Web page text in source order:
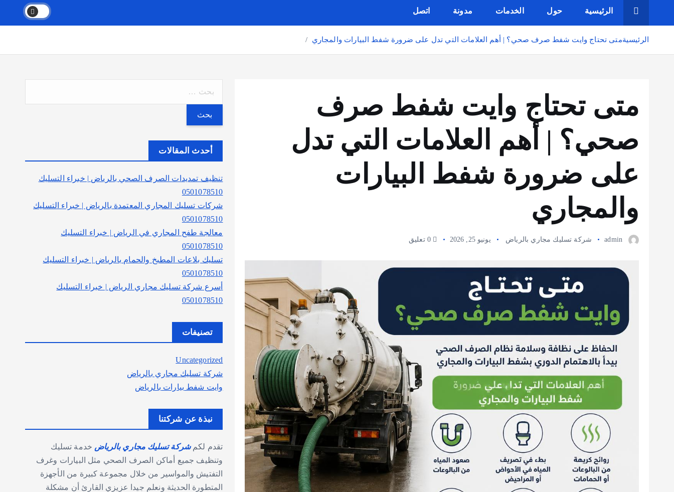
الرئيسية حول الخدمات مدونة اتصل
الرئيسيةمتى تحتاج وايت شفط صرف صحي؟ | أهم العلامات التي تدل على ضرورة شفط البيارات والمجاري
متى تحتاج وايت شفط صرف
صحي؟ | أهم العلامات التي تدل
على ضرورة شفط البيارات
والمجاري
admin شركة تسليك مجاري بالرياض يونيو 25, 2026
ح
ث
:
أحدث المقالات
تنظيف تمديدات الصرف الصحي بالرياض | خبراء التسليك
0501078510
شركات تسليك المجاري المعتمدة بالرياض | خبراء التسليك
0501078510
معالجة طفح المجاري في الرياض | خبراء التسليك
0501078510
تسليك بلاعات المطبخ والحمام بالرياض | خبراء التسليك
0501078510
أسرع شركة تسليك مجاري الرياض | خبراء التسليك
0501078510
تصنيفات
Uncategorized
شركة تسليك مجاري بالرياض
وايت شفط بيارات بالرياض
نبذة عن شركتنا
تقدم لكمشركة تسليك مجاري بالرياض خدمة تسليك
وتنظيف جميع أماكن الصرف الصحي مثل البيارات وغرف
التفتيش والمواسير من خلال مجموعة كبيرة من الأجهزة
المتطورة الحديثة ونعلم جيدا عزيزي القارئ أن مشكلة